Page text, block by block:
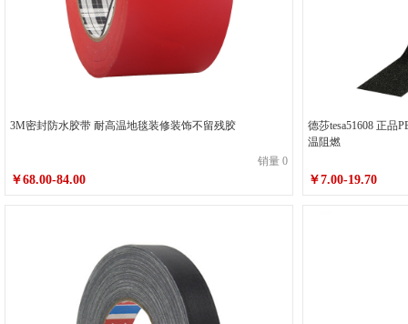
3M密封防水胶带 耐高温地毯装修装饰不留残胶
销量 0
￥68.00-84.00
德莎tesa51608 正品
温阻燃
￥7.00-19.70